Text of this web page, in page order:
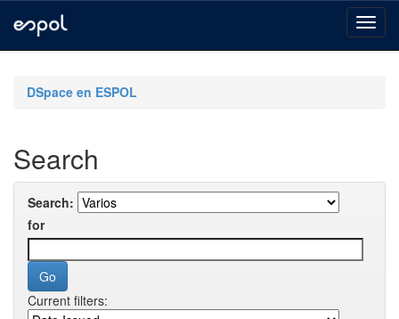
navigationDSpace en ESPOL
Search
Search:
for
Current filters: